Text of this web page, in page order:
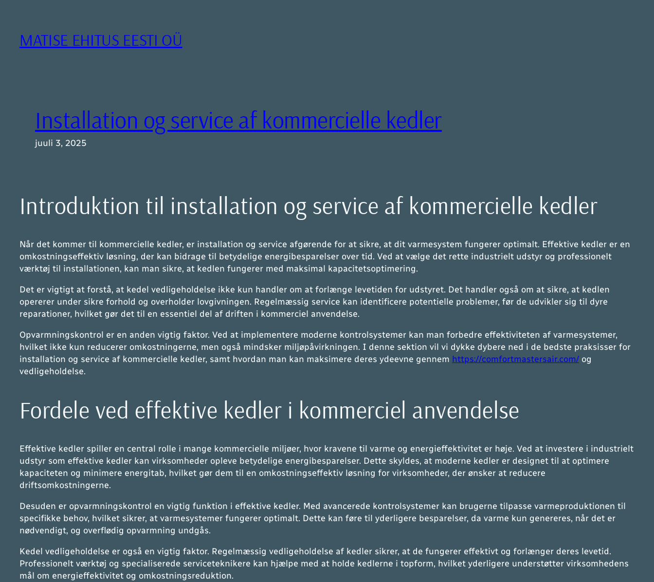
juurdeMATISE EHITUS EESTI OÜ
Installation og service af kommercielle kedler
juuli 3, 2025
Introduktion til installation og service af kommercielle kedler
Når det kommer til kommercielle kedler, er installation og service afgørende for at sikre, at dit varmesystem fungerer optimalt. Effektive kedler er en
omkostningseffektiv løsning, der kan bidrage til betydelige energibesparelser over tid. Ved at vælge det rette industrielt udstyr og professionelt
værktøj til installationen, kan man sikre, at kedlen fungerer med maksimal kapacitetsoptimering.
Det er vigtigt at forstå, at kedel vedligeholdelse ikke kun handler om at forlænge levetiden for udstyret. Det handler også om at sikre, at kedlen
opererer under sikre forhold og overholder lovgivningen. Regelmæssig service kan identificere potentielle problemer, før de udvikler sig til dyre
reparationer, hvilket gør det til en essentiel del af driften i kommerciel anvendelse.
Opvarmningskontrol er en anden vigtig faktor. Ved at implementere moderne kontrolsystemer kan man forbedre effektiviteten af varmesystemer,
hvilket ikke kun reducerer omkostningerne, men også mindsker miljøpåvirkningen. I denne sektion vil vi dykke dybere ned i de bedste praksisser for
installation og service af kommercielle kedler, samt hvordan man kan maksimere deres ydeevne gennem https://comfortmastersair.com/ og
vedligeholdelse.
Fordele ved effektive kedler i kommerciel anvendelse
Effektive kedler spiller en central rolle i mange kommercielle miljøer, hvor kravene til varme og energieffektivitet er høje. Ved at investere i industrielt
udstyr som effektive kedler kan virksomheder opleve betydelige energibesparelser. Dette skyldes, at moderne kedler er designet til at optimere
kapaciteten og minimere energitab, hvilket gør dem til en omkostningseffektiv løsning for virksomheder, der ønsker at reducere
driftsomkostningerne.
Desuden er opvarmningskontrol en vigtig funktion i effektive kedler. Med avancerede kontrolsystemer kan brugerne tilpasse varmeproduktionen til
specifikke behov, hvilket sikrer, at varmesystemer fungerer optimalt. Dette kan føre til yderligere besparelser, da varme kun genereres, når det er
nødvendigt, og overflødig opvarmning undgås.
Kedel vedligeholdelse er også en vigtig faktor. Regelmæssig vedligeholdelse af kedler sikrer, at de fungerer effektivt og forlænger deres levetid.
Professionelt værktøj og specialiserede serviceteknikere kan hjælpe med at holde kedlerne i topform, hvilket yderligere understøtter virksomhedens
mål om energieffektivitet og omkostningsreduktion.